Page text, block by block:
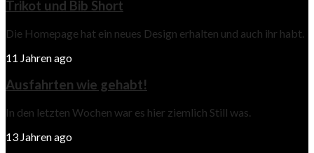
Trikot und Bib Short
Die Homepage hat ein neues Design erhalten und auch ihr habt.
11 Jahren ago
Ausfahrten wie gehabt!
In den letzten Wochen war es hier ziemlich Still was.
13 Jahren ago